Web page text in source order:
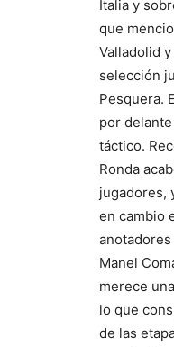
Italia y
que
Valladolid
selección
Pesquera.
por
táctico.
Ronda
jugadores,
en cambio
Manel
merece
lo que
de las